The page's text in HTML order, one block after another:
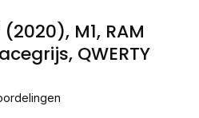
M1, RAM
QWERTY